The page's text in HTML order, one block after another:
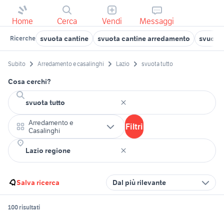
Home Cerca Vendi Messaggi
Ricerche svuota cantine svuota cantine arredamento svuota
Subito Arredamento e casalinghi Lazio svuota tutto
Cosa cerchi?
Arredamento e
Casalinghi
Filtri
Salva ricerca Dal più rilevante
100 risultati